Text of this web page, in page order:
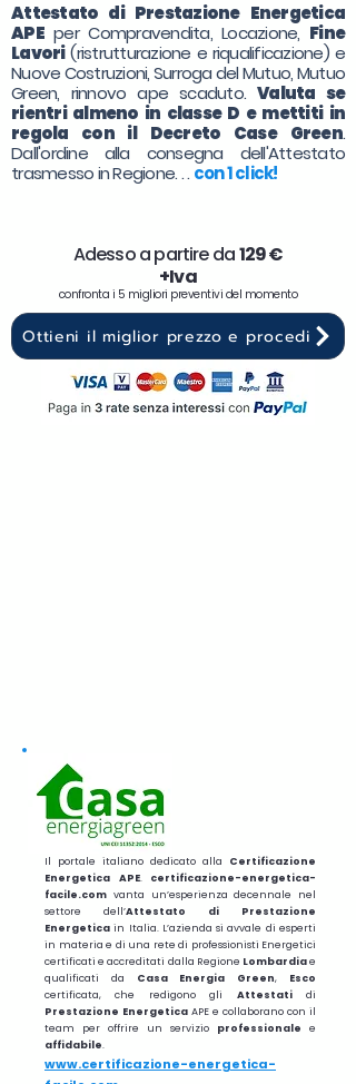
Attestato di Prestazione Energetica
APEper Compravendita, Locazione, Fine
Lavori(ristrutturazione e riqualificazione) e
Nuove Costruzioni, Surroga del Mutuo, Mutuo
Green, rinnovo ape scaduto. Valuta se
rientri almeno in classe D e mettiti in
regola con il Decreto Case Green.
Dall'ordine alla consegna dell'Attestato
trasmesso in Regione. . . con 1 click!
Adesso a partire da129 €
+Iva
confronta i 5 migliori preventivi del momento
Ottieni il miglior prezzo e procedi
Il portale italiano dedicato alla Certificazione
Energetica APE. certificazione-energetica-
facile.com vanta un’esperienza decennale nel
settore dell’Attestato di Prestazione
Energetica in Italia. L’azienda si avvale di esperti
in materia e di una rete di professionisti Energetici
certificati e accreditati dalla Regione Lombardiae
qualificati da
Casa Energia Green, Esco
certificata, che redigono gli Attestatidi
Prestazione Energetica APE e collaborano con il
team per offrire un servizio professionale e
affidabile.
www.certificazione-energetica-